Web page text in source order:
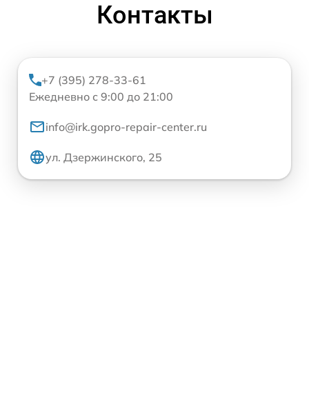
Контакты
+7 (395) 278-33-61
Ежедневно с 9:00 до 21:00
info@irk.gopro-repair-center.ru
ул. Дзержинского, 25